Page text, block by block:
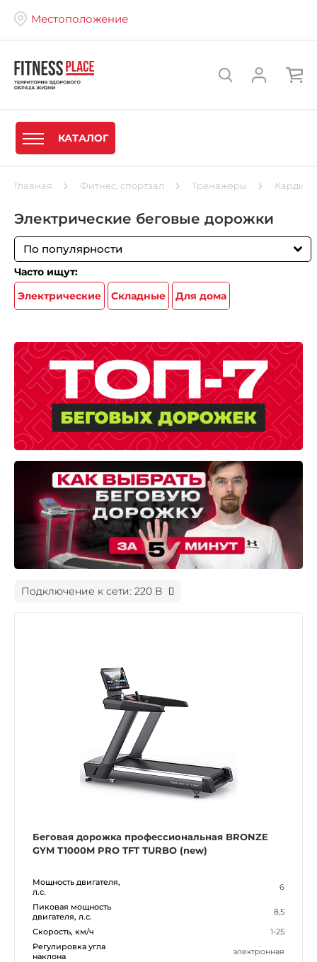
Местоположение
КАТАЛОГ
Главная Фитнес, спортзал Тренажеры
Электрические беговые дорожки
По популярности
Часто ищут:
Электрические
Складные Для дома
Подключение к сети: 220 В
Беговая дорожка профессиональная BRONZE
GYM T1000M PRO TFT TURBO (new)
Мощность двигателя,
л.с.
6
Пиковая мощность
двигателя, л.с.
8,5
Скорость, км/ч
1-25
Регулировка угла
наклона
электронная